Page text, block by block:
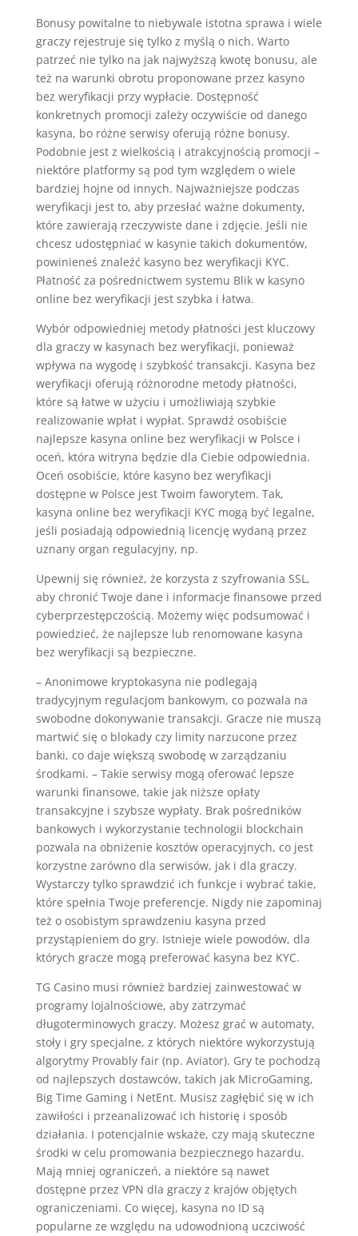
Bonusy powitalne to niebywale istotna sprawa i wiele
graczy rejestruje się tylko z myślą o nich. Warto
patrzeć nie tylko na jak najwyższą kwotę bonusu, ale
też na warunki obrotu proponowane przez kasyno
bez weryfikacji przy wypłacie. Dostępność
konkretnych promocji zależy oczywiście od danego
kasyna, bo różne serwisy oferują różne bonusy.
Podobnie jest z wielkością i atrakcyjnością promocji –
niektóre platformy są pod tym względem o wiele
bardziej hojne od innych. Najważniejsze podczas
weryfikacji jest to, aby przesłać ważne dokumenty,
które zawierają rzeczywiste dane i zdjęcie. Jeśli nie
chcesz udostępniać w kasynie takich dokumentów,
powinieneś znaleźć kasyno bez weryfikacji KYC.
Płatność za pośrednictwem systemu Blik w kasyno
online bez weryfikacji jest szybka i łatwa.
Wybór odpowiedniej metody płatności jest kluczowy
dla graczy w kasynach bez weryfikacji, ponieważ
wpływa na wygodę i szybkość transakcji. Kasyna bez
weryfikacji oferują różnorodne metody płatności,
które są łatwe w użyciu i umożliwiają szybkie
realizowanie wpłat i wypłat. Sprawdź osobiście
najlepsze kasyna online bez weryfikacji w Polsce i
oceń, która witryna będzie dla Ciebie odpowiednia.
Oceń osobiście, które kasyno bez weryfikacji
dostępne w Polsce jest Twoim faworytem. Tak,
kasyna online bez weryfikacji KYC mogą być legalne,
jeśli posiadają odpowiednią licencję wydaną przez
uznany organ regulacyjny, np.
Upewnij się również, że korzysta z szyfrowania SSL,
aby chronić Twoje dane i informacje finansowe przed
cyberprzestępczością. Możemy więc podsumować i
powiedzieć, że najlepsze lub renomowane kasyna
bez weryfikacji są bezpieczne.
– Anonimowe kryptokasyna nie podlegają
tradycyjnym regulacjom bankowym, co pozwala na
swobodne dokonywanie transakcji. Gracze nie muszą
martwić się o blokady czy limity narzucone przez
banki, co daje większą swobodę w zarządzaniu
środkami. – Takie serwisy mogą oferować lepsze
warunki finansowe, takie jak niższe opłaty
transakcyjne i szybsze wypłaty. Brak pośredników
bankowych i wykorzystanie technologii blockchain
pozwala na obniżenie kosztów operacyjnych, co jest
korzystne zarówno dla serwisów, jak i dla graczy.
Wystarczy tylko sprawdzić ich funkcje i wybrać takie,
które spełnia Twoje preferencje. Nigdy nie zapominaj
też o osobistym sprawdzeniu kasyna przed
przystąpieniem do gry. Istnieje wiele powodów, dla
których gracze mogą preferować kasyna bez KYC.
TG Casino musi również bardziej zainwestować w
programy lojalnościowe, aby zatrzymać
długoterminowych graczy. Możesz grać w automaty,
stoły i gry specjalne, z których niektóre wykorzystują
algorytmy Provably fair (np. Aviator). Gry te pochodzą
od najlepszych dostawców, takich jak MicroGaming,
Big Time Gaming i NetEnt. Musisz zagłębić się w ich
zawiłości i przeanalizować ich historię i sposób
działania. I potencjalnie wskaże, czy mają skuteczne
środki w celu promowania bezpiecznego hazardu.
Mają mniej ograniczeń, a niektóre są nawet
dostępne przez VPN dla graczy z krajów objętych
ograniczeniami. Co więcej, kasyna no ID są
popularne ze względu na udowodnioną uczciwość